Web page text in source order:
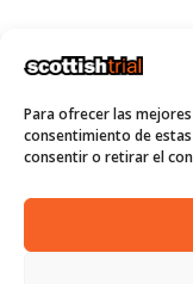
Para ofrecer las
consentimiento de
consentir o retirar el